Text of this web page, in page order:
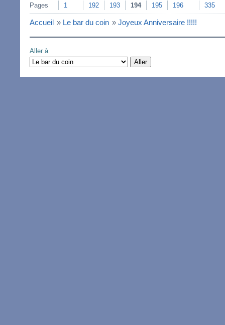
Pages 1 192 193 194 195 196 335
Accueil » Le bar du coin » Joyeux Anniversaire !!!!!
Aller à